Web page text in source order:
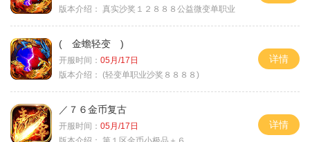
版本介绍： 真实沙奖１２８８８公益微变单职业
( 金蟾轻变 )
开服时间： 05月/17日
版本介绍： (轻变单职业沙奖８８８８)
详情
／７６金币复古
开服时间： 05月/17日
详情